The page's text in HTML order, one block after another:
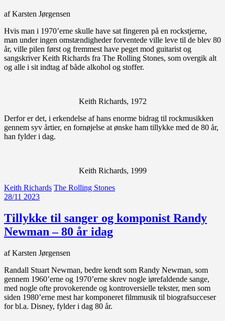
af Karsten Jørgensen
Hvis man i 1970’erne skulle have sat fingeren på en rockstjerne,
man under ingen omstændigheder forventede ville leve til de blev 80
år, ville pilen først og fremmest have peget mod guitarist og
sangskriver Keith Richards fra The Rolling Stones, som overgik alt
og alle i sit indtag af både alkohol og stoffer.
Keith Richards, 1972
Derfor er det, i erkendelse af hans enorme bidrag til rockmusikken
gennem syv årtier, en fornøjelse at ønske ham tillykke med de 80 år,
han fylder i dag.
Keith Richards, 1999
Keith Richards The Rolling Stones
28/11 2023
Tillykke til sanger og komponist Randy
Newman – 80 år idag
af Karsten Jørgensen
Randall Stuart Newman, bedre kendt som Randy Newman, som
gennem 1960’erne og 1970’erne skrev nogle iørefaldende sange,
med nogle ofte provokerende og kontroversielle tekster, men som
siden 1980’erne mest har komponeret filmmusik til biografsucceser
for bl.a. Disney, fylder i dag 80 år.